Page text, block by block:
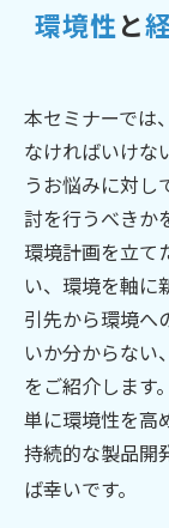
環境性と
本セミナーでは
なければいけな
うお悩みに対し
討を行うべきか
環境計画を立て
い、環境を軸に
引先から環境へ
いか分からない
をご紹介します。
単に環境性を高
持続的な製品開
ば幸いです。